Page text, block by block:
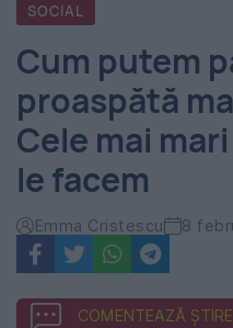
România
-
Evenimentul
Zilei
SOCIAL
Cum putem
proaspătă
Cele mai
le facem
Emma Cristescu 8
COMENTEAZĂ